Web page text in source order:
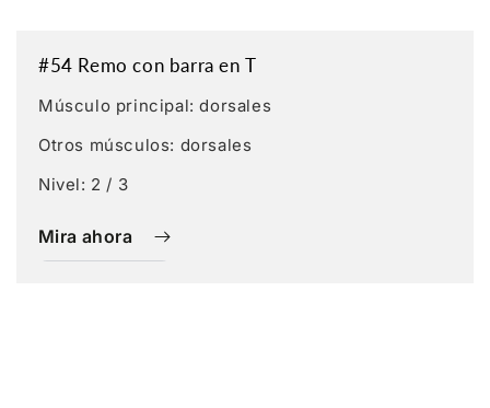
#54 Remo con barra en T
Músculo principal: dorsales
Otros músculos: dorsales
Nivel: 2 / 3
Mira ahora